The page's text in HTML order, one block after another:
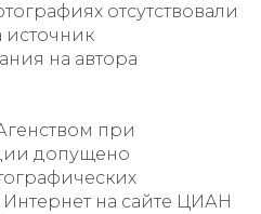
отсутствовали
источник
на автора
при
допущено
на сайте ЦИАН